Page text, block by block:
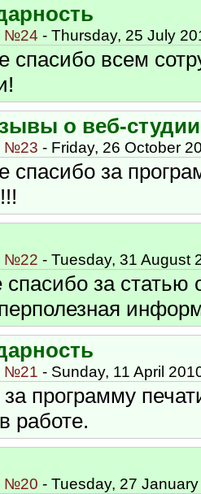
№24 - Thursday, 25 July
спасибо всем
о веб-студии
№23 - Friday, 26 October
спасибо за
№22 - Tuesday, 31 August
за статью
№21 - Sunday, 11 April
программу
работе.
№20 - Tuesday, 27